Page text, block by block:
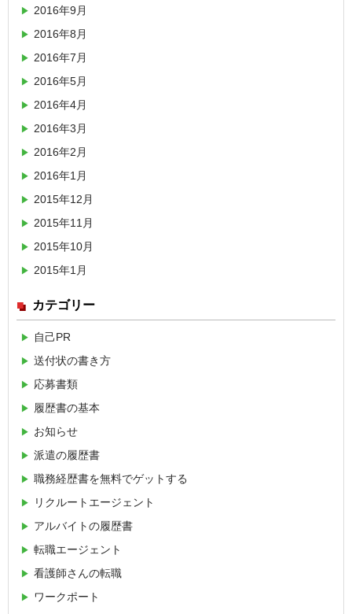
2016年9月
2016年8月
2016年7月
2016年5月
2016年4月
2016年3月
2016年2月
2016年1月
2015年12月
2015年11月
2015年10月
2015年1月
カテゴリー
自己PR
送付状の書き方
応募書類
履歴書の基本
お知らせ
派遣の履歴書
職務経歴書を無料でゲットする
リクルートエージェント
アルバイトの履歴書
転職エージェント
看護師さんの転職
ワークポート